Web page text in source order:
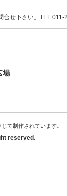
合せ下さい。
て制作されています。
reserved.